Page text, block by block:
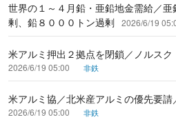
世界の１～４月鉛・亜鉛地金需給／
剰、鉛８０００トン過剰 2026/6/19
米アルミ押出２拠点を閉鎖／ノルスク
2026/6/19 05:00 非鉄
米アルミ協／北米産アルミの優先要
2026/6/19 05:00 非鉄